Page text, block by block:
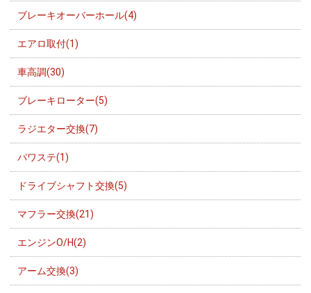
ブレーキオーバーホール(4)
エアロ取付(1)
車高調(30)
ブレーキローター(5)
ラジエター交換(7)
パワステ(1)
ドライブシャフト交換(5)
マフラー交換(21)
エンジンO/H(2)
アーム交換(3)